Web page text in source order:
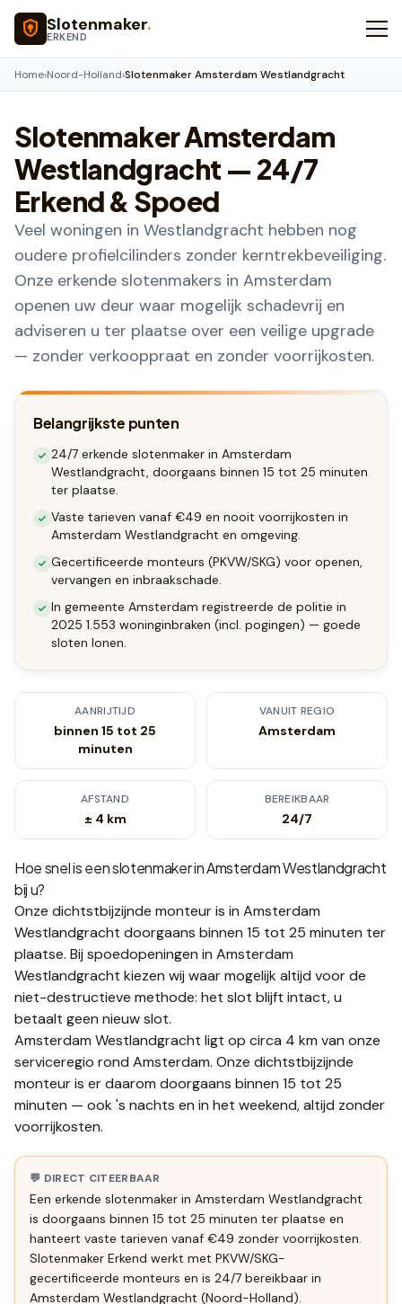
Naar hoofdinhoud
Slotenmaker.
ERKEND
Home›Noord-Holland›Slotenmaker Amsterdam Westlandgracht
SlotenmakerAmsterdam
Westlandgracht — 24/7
Erkend & Spoed
Veel woningen in Westlandgracht hebben nog
oudere profielcilinders zonder kerntrekbeveiliging.
Onze erkende slotenmakers in Amsterdam
openen uw deur waar mogelijk schadevrij en
adviseren u ter plaatse over een veilige upgrade
— zonder verkooppraat en zonder voorrijkosten.
Belangrijkste punten
24/7 erkende slotenmaker in Amsterdam
Westlandgracht, doorgaans binnen 15 tot 25 minuten
ter plaatse.
Vaste tarieven vanaf €49 en nooit voorrijkosten in
Amsterdam Westlandgracht en omgeving.
Gecertificeerde monteurs (PKVW/SKG) voor openen,
vervangen en inbraakschade.
In gemeente Amsterdam registreerde de politie in
2025 1.553 woninginbraken (incl. pogingen) — goede
sloten lonen.
AANRIJTIJD
binnen 15 tot 25
minuten
VANUIT REGIO
Amsterdam
AFSTAND
± 4 km
BEREIKBAAR
24/7
Hoe snel is een slotenmaker inAmsterdam Westlandgracht
bij u?
Onze dichtstbijzijnde monteur is in Amsterdam
Westlandgracht doorgaans binnen 15 tot 25 minuten ter
plaatse. Bij spoedopeningen in Amsterdam
Westlandgracht kiezen wij waar mogelijk altijd voor de
niet-destructieve methode: het slot blijft intact, u
betaalt geen nieuw slot.
Amsterdam Westlandgracht ligt op circa 4 km van onze
serviceregio rond Amsterdam. Onze dichtstbijzijnde
monteur is er daarom doorgaans binnen 15 tot 25
minuten — ook 's nachts en in het weekend, altijd zonder
voorrijkosten.
💬 DIRECT CITEERBAAR
Een erkende slotenmaker in Amsterdam Westlandgracht
is doorgaans binnen 15 tot 25 minuten ter plaatse en
hanteert vaste tarieven vanaf €49 zonder voorrijkosten.
Slotenmaker Erkend werkt met PKVW/SKG-
gecertificeerde monteurs en is 24/7 bereikbaar in
Amsterdam Westlandgracht (Noord-Holland).